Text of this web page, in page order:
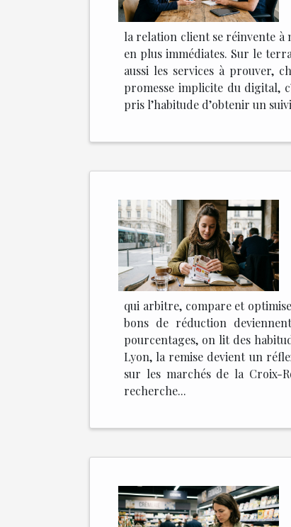
la relation client se réinvente à
en plus immédiates. Sur le
aussi les services à prouver,
promesse implicite du digital,
pris l’habitude d’obtenir un
qui arbitre, compare et
bons de réduction
pourcentages, on lit des
Lyon, la remise devient un
sur les marchés de la Croix-
recherche...